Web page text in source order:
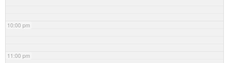
10:00 pm
11:00 pm